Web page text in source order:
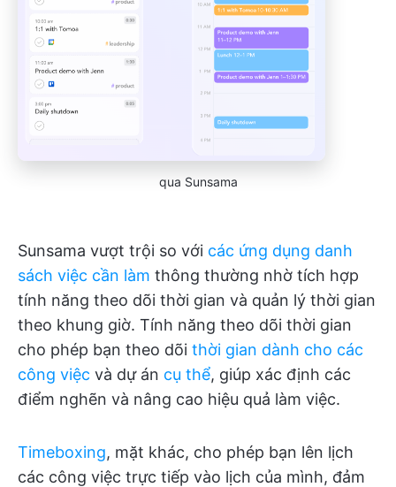
qua Sunsama
Sunsama vượt trội so với các ứng dụng danh
sách việc cần làm thông thường nhờ tích hợp
tính năng theo dõi thời gian và quản lý thời gian
theo khung giờ. Tính năng theo dõi thời gian
cho phép bạn theo dõi thời gian dành cho các
công việc và dự án cụ thể, giúp xác định các
điểm nghẽn và nâng cao hiệu quả làm việc.
Timeboxing, mặt khác, cho phép bạn lên lịch
các công việc trực tiếp vào lịch của mình, đảm